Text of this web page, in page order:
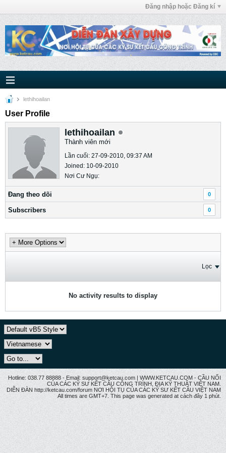
Đăng nhập hoặc Đăng kí
lethihoailan
User Profile
lethihoailan
Thành viên mới
Lần cuối: 27-09-2010, 09:37 AM
Joined: 10-09-2010
Nơi Cư Ngụ:
Ðang theo dõi 0
Subscribers 0
Lọc
No activity results to display
Hotline: 038.77 88888 - Email: support@ketcau.com | WWW.KETCAU.COM - CẦU NỐI
CỦA CÁC KỸ SƯ KẾT CẤU CÔNG TRÌNH, ĐỊA KỸ THUẬT VIỆT NAM.
DIỄN ĐÀN http://ketcau.com/forum NƠI HỘI TỤ CỦA CÁC KỸ SƯ KẾT CÂU VIỆT NAM
All times are GMT+7. This page was generated at cách đây 1 phút.